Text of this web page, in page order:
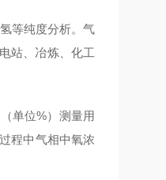
等纯度分析。气
站、冶炼、化工
单位%）测量用
程中气相中氧浓